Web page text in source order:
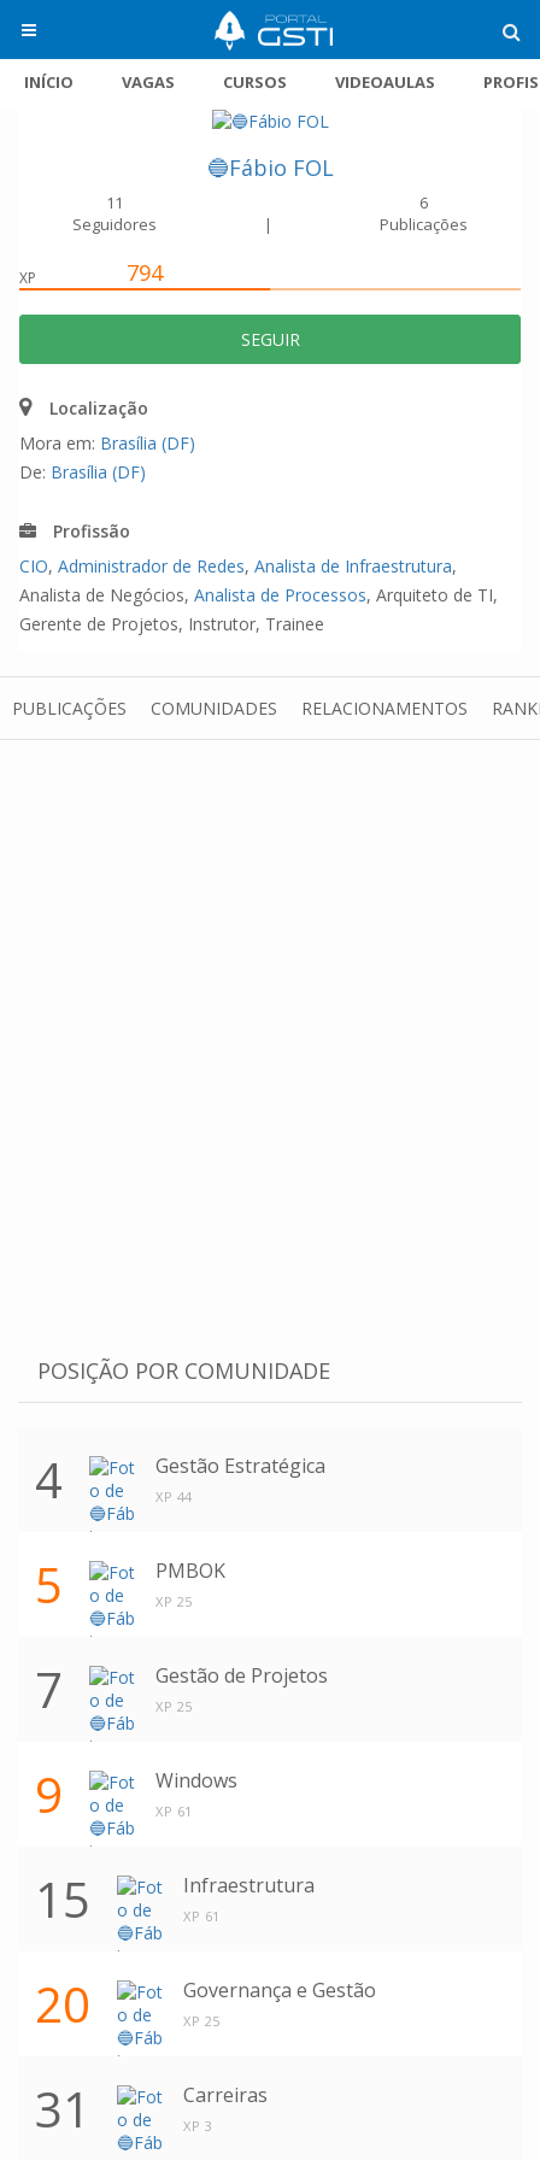
INÍCIO VAGAS CURSOS VIDEOAULAS
🔵Fábio FOL
11
Seguidores
|
6
Publicações
XP 794
SEGUIR
Localização
Mora em: Brasília (DF)
De: Brasília (DF)
Profissão
CIO, Administrador de Redes, Analista de Infraestrutura,
Analista de Negócios, Analista de Processos, Arquiteto de TI,
Gerente de Projetos, Instrutor, Trainee
PUBLICAÇÕES COMUNIDADES RELACIONAMENTOS
POSIÇÃO POR COMUNIDADE
4 Gestão Estratégica
XP 44
5 PMBOK
XP 25
7 Gestão de Projetos
XP 25
9 Windows
XP 61
15 Infraestrutura
XP 61
20 Governança e Gestão
XP 25
31 Carreiras
XP 3